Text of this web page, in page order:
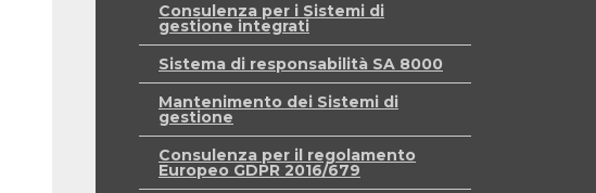
Consulenza per i Sistemi di
gestione integrati
Sistema di responsabilità SA 8000
Mantenimento dei Sistemi di
gestione
Consulenza per il regolamento
Europeo GDPR 2016/679